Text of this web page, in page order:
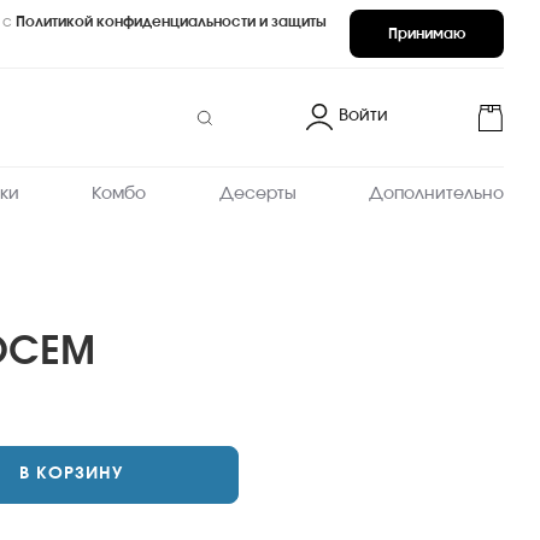
Принимаю
с Политикой конфиденциальности и защиты
Войти
Комбо Десерты Дополнительно
В КОРЗИНУ